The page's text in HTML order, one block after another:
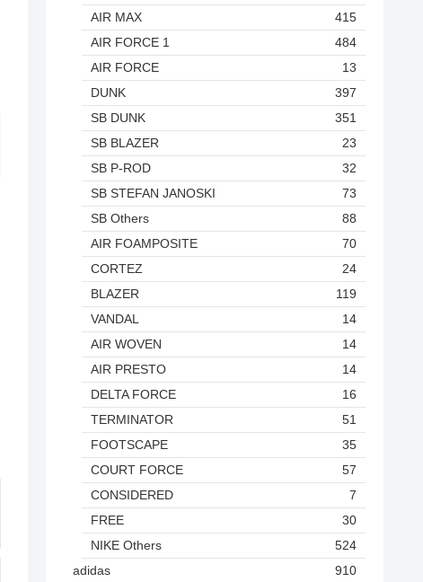
AIR MAX
415
AIR FORCE 1
484
AIR FORCE
13
DUNK
397
SB DUNK
351
SB BLAZER
23
SB P-ROD
32
SB STEFAN JANOSKI
73
SB Others
88
AIR FOAMPOSITE
70
CORTEZ
24
BLAZER
119
VANDAL
14
AIR WOVEN
14
AIR PRESTO
14
DELTA FORCE
16
TERMINATOR
51
FOOTSCAPE
35
COURT FORCE
57
CONSIDERED
7
FREE
30
NIKE Others
524
adidas
910